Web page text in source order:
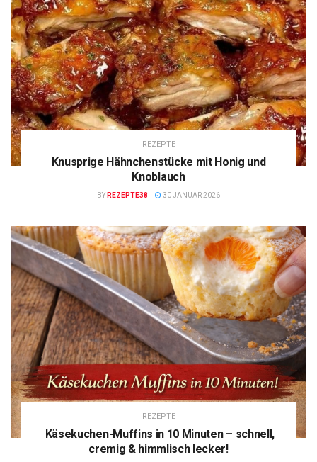
REZEPTE
Knusprige Hähnchenstücke mit Honig und
Knoblauch
BY REZEPTE38 30 JANUAR 2026
REZEPTE
Käsekuchen-Muffins in 10 Minuten – schnell,
cremig & himmlisch lecker!